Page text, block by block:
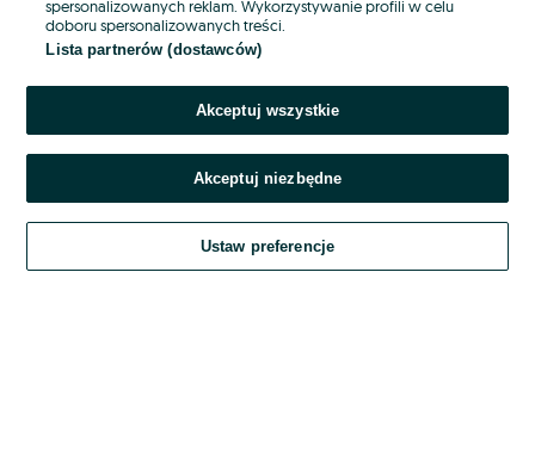
Nie pamiętasz hasła?
Zaloguj się
Kontynuując za pośrednictwem jednego z dostawców wskazanych powyżej,
Regulamin serwisu OLX.pl w jego aktualnym brzmieniu.
spersonalizowanych reklam. Wykorzystywanie profili w celu
doboru spersonalizowanych treści.
Lista partnerów (dostawców)
Akceptuj wszystkie
Akceptuj niezbędne
Ustaw preferencje